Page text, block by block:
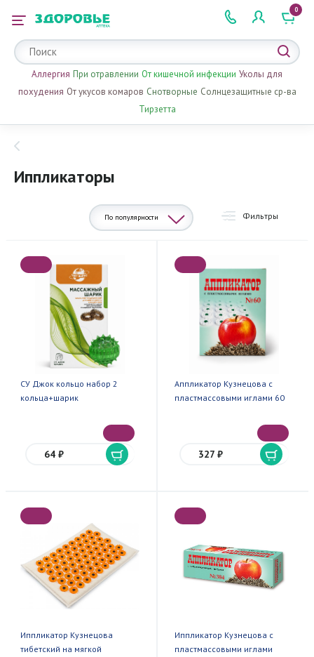
2 505 505
0
Аллергия При отравлении От кишечной инфекции Уколы для
похудения От укусов комаров Снотворные Солнцезащитные ср-ва
Тирзетта
Иппликаторы
По популярности Фильтры
СУ Джок кольцо набор 2
кольца+шарик
64 ₽
Аппликатор Кузнецова с
пластмассовыми иглами 60
327 ₽
Иппликатор Кузнецова
тибетский на мягкой
Иппликатор Кузнецова с
пластмассовыми иглами